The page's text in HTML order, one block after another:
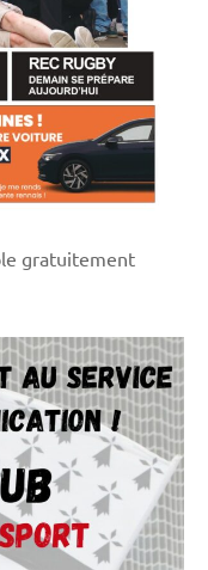
gratuitement